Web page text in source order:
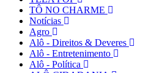
TÔ NO CHARME
Notícias
Agro
Alô - Direitos & Deveres
Alô - Entretenimento
Alô - Política